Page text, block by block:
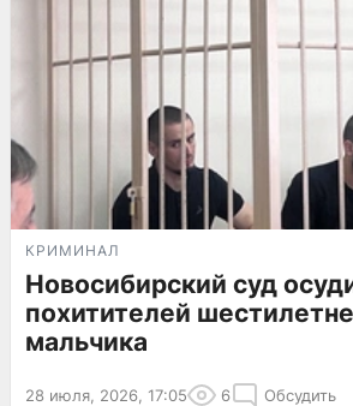
КРИМИНАЛ
Новосибирский суд
похитителей
мальчика
28 июля, 2026, 17:05 6 Обсудить